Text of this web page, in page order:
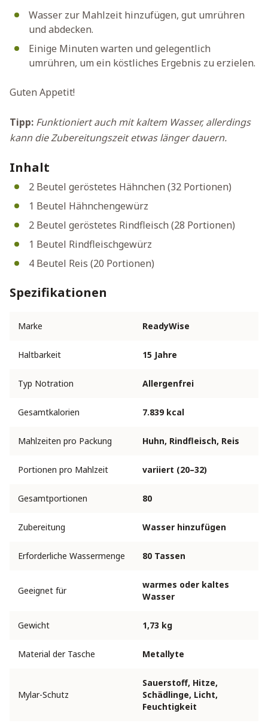
Wasser zur Mahlzeit hinzufügen, gut umrühren
und abdecken.
Einige Minuten warten und gelegentlich
umrühren, um ein köstliches Ergebnis zu erzielen.
Guten Appetit!
Tipp: Funktioniert auch mit kaltem Wasser, allerdings
kann die Zubereitungszeit etwas länger dauern.
Inhalt
2 Beutel geröstetes Hähnchen (32 Portionen)
1 Beutel Hähnchengewürz
2 Beutel geröstetes Rindfleisch (28 Portionen)
1 Beutel Rindfleischgewürz
4 Beutel Reis (20 Portionen)
Spezifikationen
Marke ReadyWise
Haltbarkeit 15 Jahre
Typ Notration Allergenfrei
Gesamtkalorien 7.839 kcal
Mahlzeiten pro Packung Huhn, Rindfleisch, Reis
Portionen pro Mahlzeit variiert (20–32)
Gesamtportionen 80
Zubereitung Wasser hinzufügen
Erforderliche Wassermenge 80 Tassen
Geeignet für
warmes oder kaltes
Wasser
Gewicht 1,73 kg
Material der Tasche Metallyte
Mylar-Schutz
Sauerstoff, Hitze,
Schädlinge, Licht,
Feuchtigkeit